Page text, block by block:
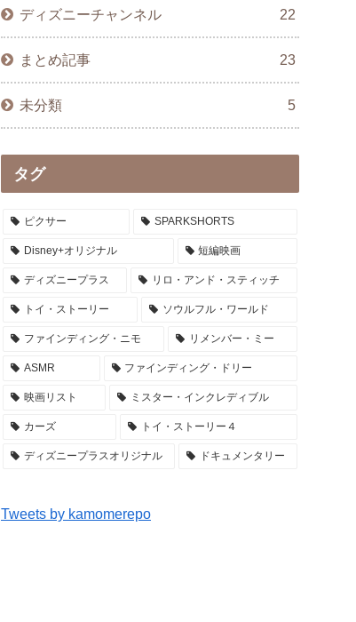
ディズニーチャンネル 22
まとめ記事 23
未分類 5
タグ
ピクサー SPARKSHORTS
Disney+オリジナル 短編映画
ディズニープラス リロ・アンド・スティッチ
トイ・ストーリー ソウルフル・ワールド
ファインディング・ニモ リメンバー・ミー
ASMR ファインディング・ドリー
映画リスト ミスター・インクレディブル
カーズ トイ・ストーリー４
ディズニープラスオリジナル ドキュメンタリー
Tweets by kamomerepo